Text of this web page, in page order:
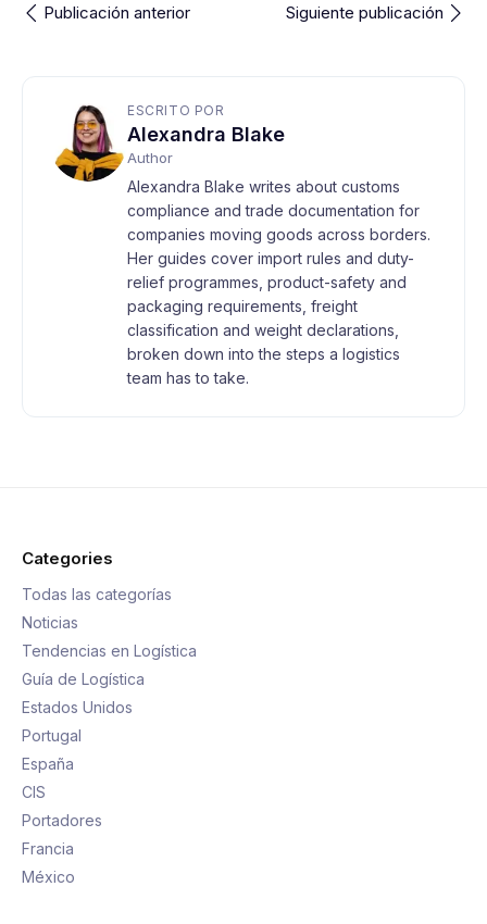
Publicación anterior Siguiente publicación
ESCRITO POR
Alexandra Blake
Author
Alexandra Blake writes about customs
compliance and trade documentation for
companies moving goods across borders.
Her guides cover import rules and duty-
relief programmes, product-safety and
packaging requirements, freight
classification and weight declarations,
broken down into the steps a logistics
team has to take.
Categories
Todas las categorías
Noticias
Tendencias en Logística
Guía de Logística
Estados Unidos
Portugal
España
CIS
Portadores
Francia
México